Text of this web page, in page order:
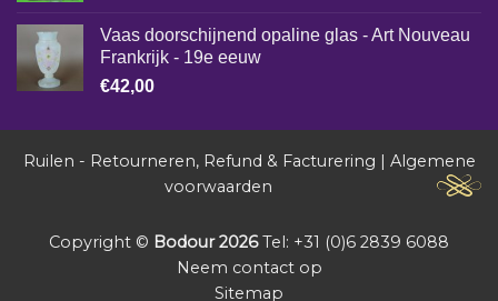
Vaas doorschijnend opaline glas - Art Nouveau
Frankrijk - 19e eeuw
€42,00
Ruilen - Retourneren, Refund & Facturering
Algemene
voorwaarden
Copyright © Bodour 2026Tel: +31 (0)6 2839 6088
Neem contact op
Sitemap